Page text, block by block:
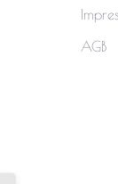
AGB